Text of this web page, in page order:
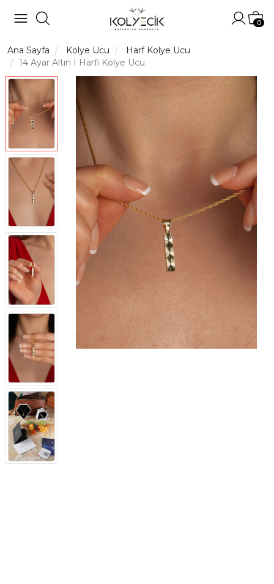
0
Ana Sayfa Kolye Ucu
Harf Kolye Ucu
14 Ayar Altın I Harfi Kolye Ucu